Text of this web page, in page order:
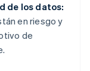
de los datos:
en riesgo y
de